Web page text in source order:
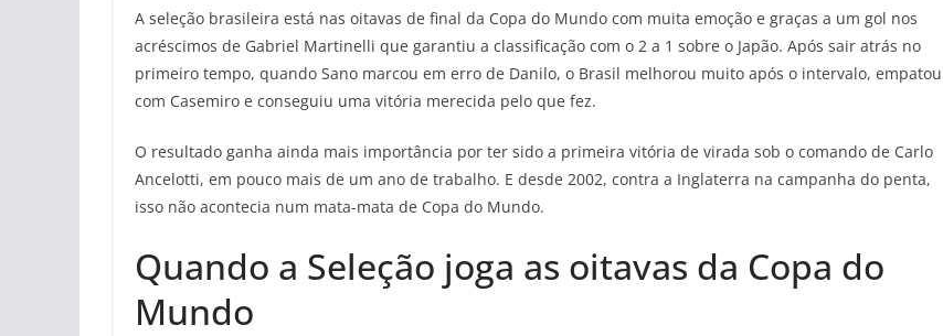
A seleção brasileira está nas oitavas de final da Copa do Mundo com muita emoção e graças a um gol nos
acréscimos de Gabriel Martinelli que garantiu a classificação com o 2 a 1 sobre o Japão. Após sair atrás no
primeiro tempo, quando Sano marcou em erro de Danilo, o Brasil melhorou muito após o intervalo, empatou
com Casemiro e conseguiu uma vitória merecida pelo que fez.
O resultado ganha ainda mais importância por ter sido a primeira vitória de virada sob o comando de Carlo
Ancelotti, em pouco mais de um ano de trabalho. E desde 2002, contra a Inglaterra na campanha do penta,
isso não acontecia num mata-mata de Copa do Mundo.
Quando a Seleção joga as oitavas da Copa do
Mundo